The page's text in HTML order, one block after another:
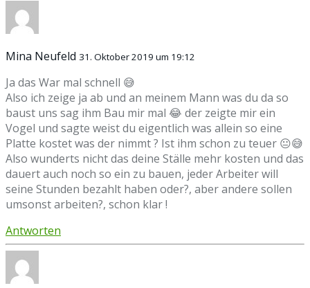
Mina Neufeld 31. Oktober 2019 um 19:12
Ja das War mal schnell 😅
Also ich zeige ja ab und an meinem Mann was du da so
baust uns sag ihm Bau mir mal 😂 der zeigte mir ein
Vogel und sagte weist du eigentlich was allein so eine
Platte kostet was der nimmt ? Ist ihm schon zu teuer 😐😅
Also wunderts nicht das deine Ställe mehr kosten und das
dauert auch noch so ein zu bauen, jeder Arbeiter will
seine Stunden bezahlt haben oder?, aber andere sollen
umsonst arbeiten?, schon klar !
Antworten